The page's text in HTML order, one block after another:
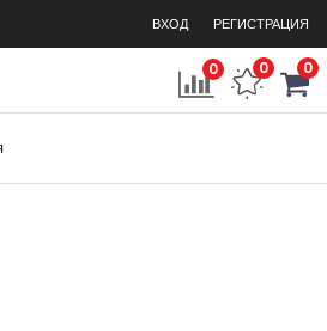
ВХОД РЕГИСТРАЦИЯ
0 0 0